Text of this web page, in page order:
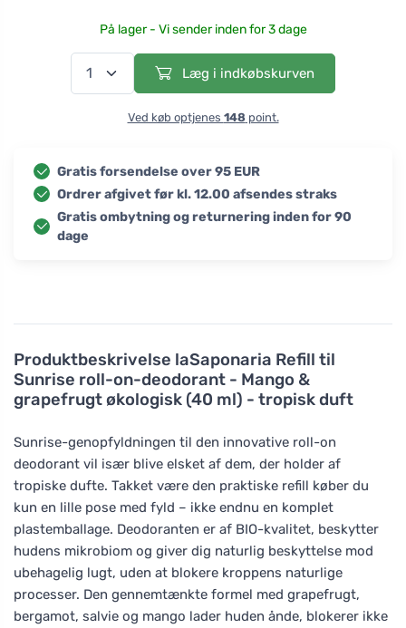
Produktbeskrivelse laSaponaria Refill til
Sunrise roll-on-deodorant - Mango &
grapefrugt økologisk (40 ml) - tropisk duft
Sunrise-genopfyldningen til den innovative roll-on
deodorant vil især blive elsket af dem, der holder af
tropiske dufte. Takket være den praktiske refill køber du
kun en lille pose med fyld – ikke endnu en komplet
plastemballage. Deodoranten er af BIO-kvalitet, beskytter
hudens mikrobiom og giver dig naturlig beskyttelse mod
ubehagelig lugt, uden at blokere kroppens naturlige
processer. Den gennemtænkte formel med grapefrugt,
bergamot, salvie og mango lader huden ånde, blokerer ikke
På lager - Vi sender inden for 3 dage
Læg i indkøbskurven
Ved køb optjenes 148point.
Gratis forsendelse over 95 EUR
Ordrer afgivet før kl. 12.00 afsendes straks
Gratis ombytning og returnering inden for 90
dage